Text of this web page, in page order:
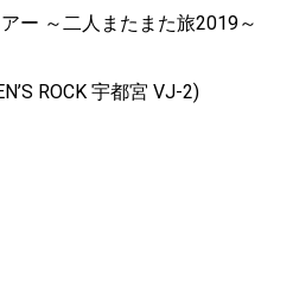
ー ～二人またまた旅2019～
ROCK 宇都宮 VJ-2)